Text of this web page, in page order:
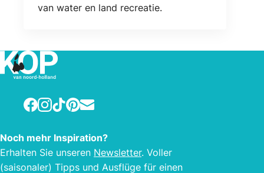
van water en land recreatie.
Facebook
Instagram
TikTokPinterest
E-mail
Noch mehr Inspiration?
Erhalten Sie unseren Newsletter. Voller
(saisonaler) Tipps und Ausflüge für einen